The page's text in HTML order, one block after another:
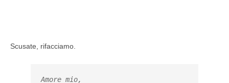
Scusate, rifacciamo.
Amore mio,